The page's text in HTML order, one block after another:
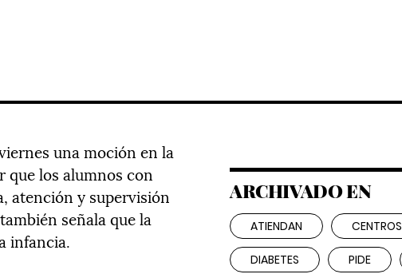
una moción en la
los alumnos con
atención y supervisión
señala que la
infancia.
ARCHIVADO EN
ATIENDAN CENTROS
DIABETES PIDE